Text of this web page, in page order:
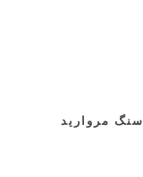
سنگ مروارید